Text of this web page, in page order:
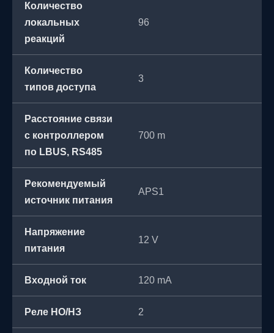
Количество
локальных
реакций
96
Количество
типов доступа
3
Расстояние связи
с контроллером
по LBUS, RS485
700 m
Рекомендуемый
источник питания
APS1
Напряжение
питания
12 V
Входной ток 120 mA
Реле НО/НЗ 2